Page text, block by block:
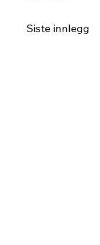
Siste innlegg